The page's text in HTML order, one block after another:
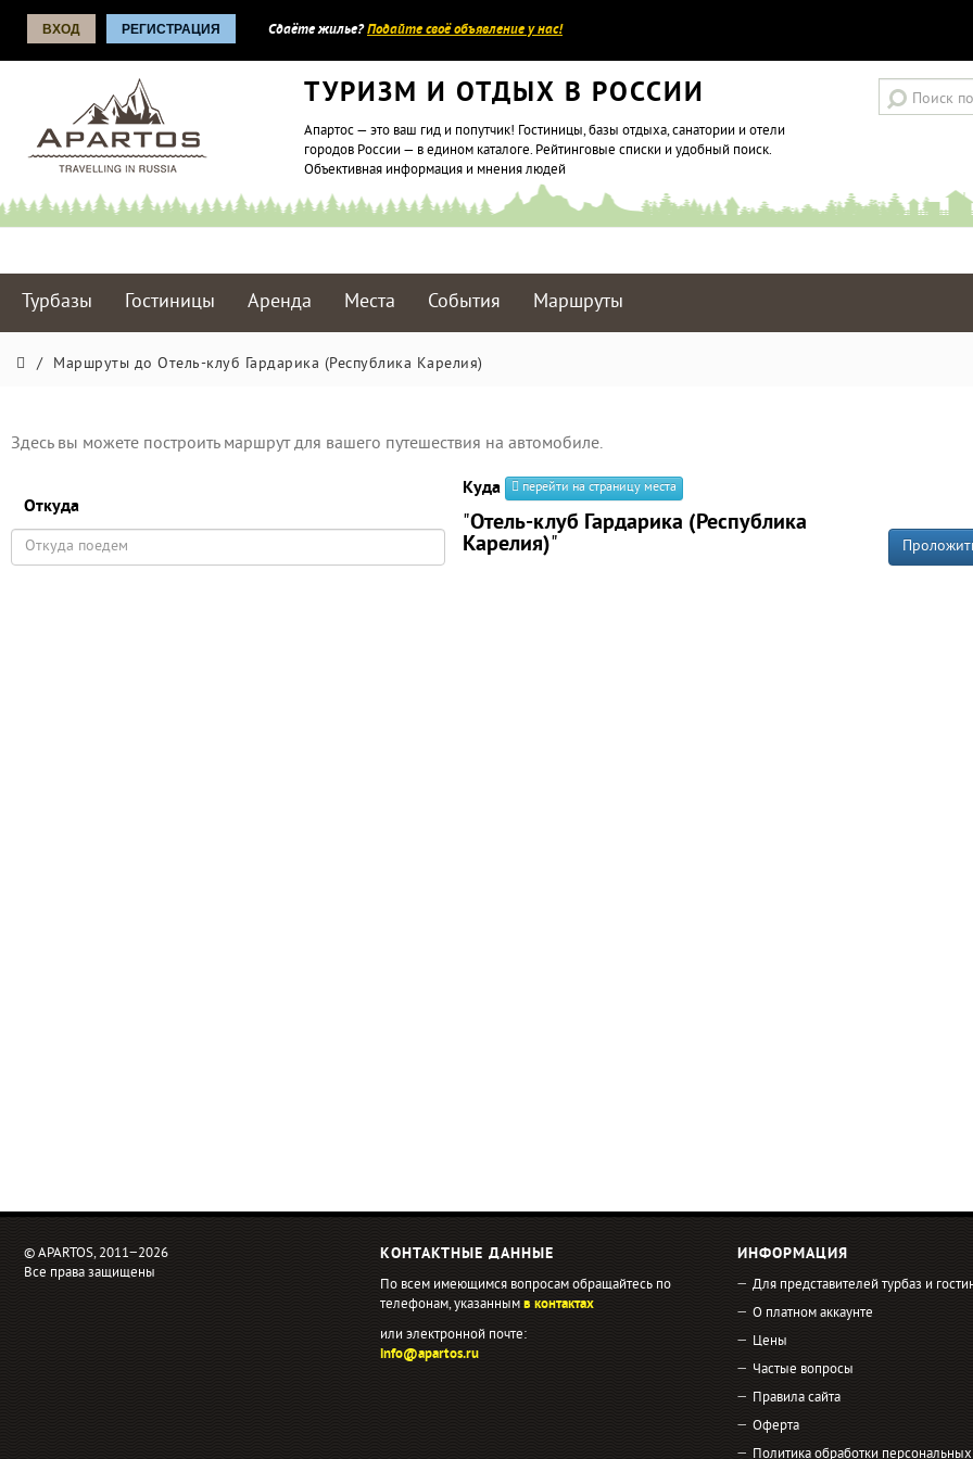
ВХОД РЕГИСТРАЦИЯ Сдаёте жилье?Подайте своё объявление у нас!
ТУРИЗМ И ОТДЫХ В РОССИИ
Апартос — это ваш гид и попутчик! Гостиницы, базы отдыха, санатории и отели
городов России — в едином каталоге. Рейтинговые списки и удобный поиск.
Объективная информация и мнения людей
Турбазы Гостиницы Аренда Места События Маршруты
/ Маршруты до Отель-клуб Гардарика (Республика Карелия)
Здесь вы можете построить маршрут для вашего путешествия на автомобиле.
Откуда
Куда перейти на страницу места
"Отель-клуб Гардарика (Республика
Карелия)"
© APARTOS, 2011−2026
Все права защищены
КОНТАКТНЫЕ ДАННЫЕ
По всем имеющимся вопросам обращайтесь по
телефонам, указаннымв контактах
или электронной почте:
info@apartos.ru
ИНФОРМАЦИЯ
Для представителей турбаз и
О платном аккаунте
Цены
Частые вопросы
Правила сайта
Оферта
Политика обработки